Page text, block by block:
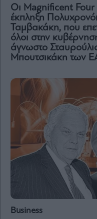
Οι Μagnificent Four
έκπληξη
Ταμβακάκη, που
όλοι στην
άγνωστο
Μπουτσικάκη των
Business